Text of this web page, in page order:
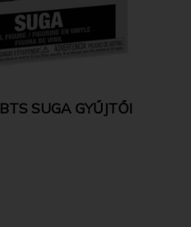
SUGA GYŰJTŐI